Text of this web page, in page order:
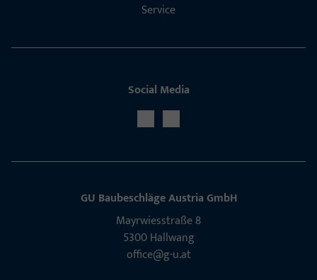
Service
Social Media
GU Baubeschläge Aus­tria GmbH
Mayrwies­straße 8
5300 Hall­wang
office@g-u.at